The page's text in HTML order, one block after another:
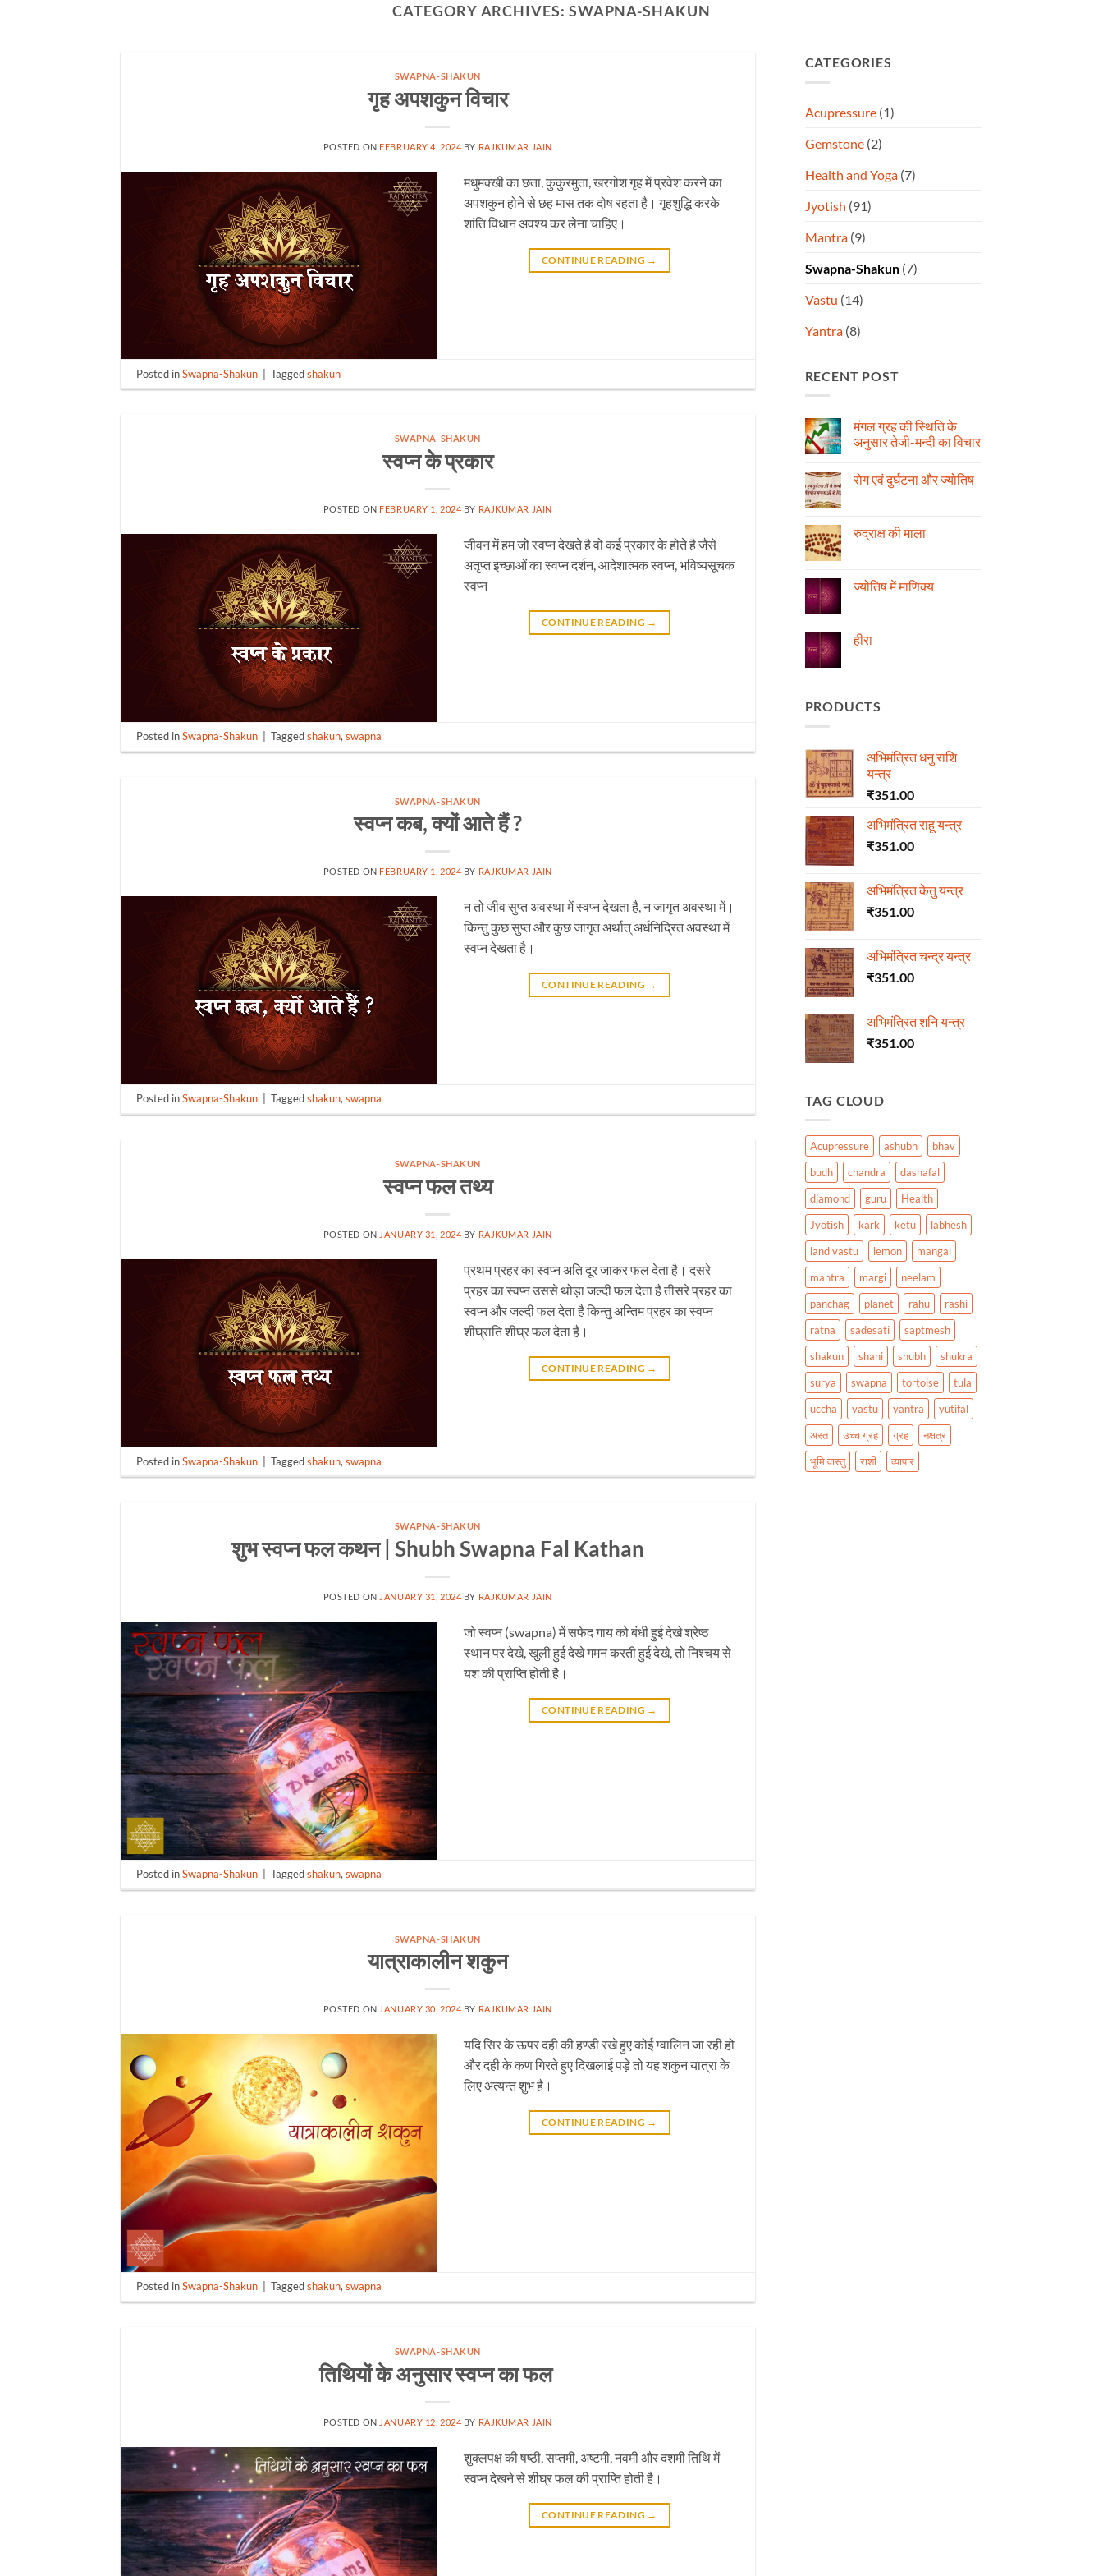
CATEGORY ARCHIVES: SWAPNA-SHAKUN
SWAPNA-SHAKUN
गृह अपशकुन विचार
POSTED ON FEBRUARY 4, 2024 BY RAJKUMAR JAIN
मधुमक्खी का छता, कुकुरमुता, खरगोश गृह में प्रवेश करने का
अपशकुन होने से छह मास तक दोष रहता है। गृहशुद्धि करके
शांति विधान अवश्य कर लेना चाहिए।
CONTINUE READING →
Posted inSwapna-Shakun Taggedshakun
SWAPNA-SHAKUN
स्वप्न के प्रकार
POSTED ON FEBRUARY 1, 2024 BY RAJKUMAR JAIN
जीवन में हम जो स्वप्न देखते है वो कई प्रकार के होते है जैसे
अतृप्त इच्छाओं का स्वप्न दर्शन, आदेशात्मक स्वप्न, भविष्यसूचक
स्वप्न
CONTINUE READING →
Posted inSwapna-Shakun Taggedshakun,swapna
SWAPNA-SHAKUN
स्वप्न कब, क्यों आते हैं ?
POSTED ON FEBRUARY 1, 2024 BY RAJKUMAR JAIN
न तो जीव सुप्त अवस्था में स्वप्न देखता है, न जागृत अवस्था में।
किन्तु कुछ सुप्त और कुछ जागृत अर्थात् अर्धनिद्रित अवस्था में
स्वप्न देखता है।
CONTINUE READING →
Posted inSwapna-Shakun Taggedshakun,swapna
SWAPNA-SHAKUN
स्वप्न फल तथ्य
POSTED ON JANUARY 31, 2024 BY RAJKUMAR JAIN
प्रथम प्रहर का स्वप्न अति दूर जाकर फल देता है। दसरे
प्रहर का स्वप्न उससे थोड़ा जल्दी फल देता है तीसरे प्रहर का
स्वप्न और जल्दी फल देता है किन्तु अन्तिम प्रहर का स्वप्न
शीघ्राति शीघ्र फल देता है।
CONTINUE READING →
Posted inSwapna-Shakun | Taggedshakun,swapna
SWAPNA-SHAKUN
शुभ स्वप्न फल कथन | Shubh Swapna Fal Kathan
POSTED ON JANUARY 31, 2024 BY RAJKUMAR JAIN
जो स्वप्न (swapna) में सफेद गाय को बंधी हुई देखे श्रेष्ठ
स्थान पर देखे, खुली हुई देखे गमन करती हुई देखे, तो निश्चय से
यश की प्राप्ति होती है।
CONTINUE READING →
Posted inSwapna-Shakun Taggedshakun,swapna
SWAPNA-SHAKUN
यात्राकालीन शकुन
POSTED ON JANUARY 30, 2024 BY RAJKUMAR JAIN
यदि सिर के ऊपर दही की हण्डी रखे हुए कोई ग्वालिन जा रही हो
और दही के कण गिरते हुए दिखलाई पड़े तो यह शकुन यात्रा के
लिए अत्यन्त शुभ है।
CONTINUE READING →
Posted inSwapna-Shakun Taggedshakun,swapna
SWAPNA-SHAKUN
तिथियों के अनुसार स्वप्न का फल
POSTED ON JANUARY 12, 2024 BY RAJKUMAR JAIN
शुक्लपक्ष की षष्ठी, सप्तमी, अष्टमी, नवमी और दशमी तिथि में
स्वप्न देखने से शीघ्र फल की प्राप्ति होती है।
CONTINUE READING →
CATEGORIES
Acupressure(1)
Gemstone(2)
Health and Yoga(7)
Jyotish (91)
Mantra(9)
Swapna-Shakun(7)
Vastu (14)
Yantra(8)
RECENT POST
मंगल ग्रह की स्थिति के
अनुसार तेजी-मन्दी का विचार
on
के
अनुसार
विचार
रोग एवं दुर्घटना और ज्योतिष
रोग
एवं
रुद्राक्ष की माला
रुद्राक्ष
की
ज्योतिष में माणिक्य
ज्योतिष
में
हीरा
PRODUCTS
अभिमंत्रित धनु राशि
यन्त्र
₹351.00
अभिमंत्रित राहू यन्त्र
₹351.00
अभिमंत्रित केतु यन्त्र
₹351.00
अभिमंत्रित चन्द्र यन्त्र
₹351.00
अभिमंत्रित शनि यन्त्र
₹351.00
TAG CLOUD
Acupressure ashubh
bhav
budh
chandra
dashafal
diamond
guru
Health
Jyotish
kark ketu
labhesh
land vastu
lemon
mangal
mantra
margi
neelam
panchag
planet rahu
rashi
ratna
sadesati
saptmesh
shakun
shani shubh
shukra
surya
swapna tortoise
tula
uccha
vastu yantra
yutifal
अस्त
उच्च ग्रह ग्रह
नक्षत्र
भूमि वास्तु
राशी व्यापार